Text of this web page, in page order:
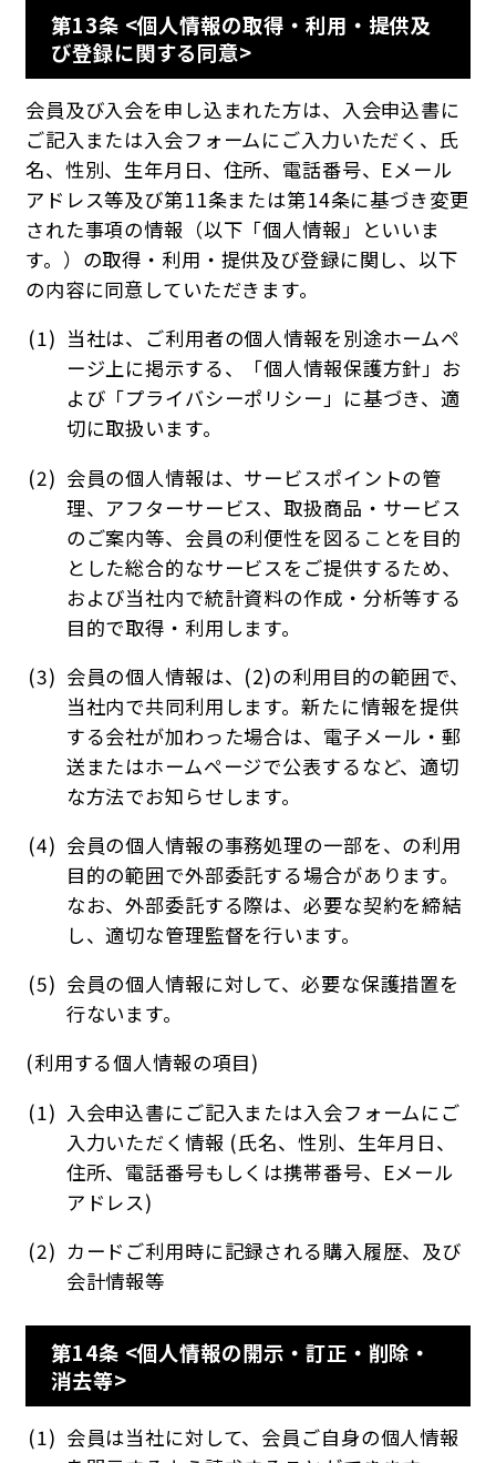
第13条 <個人情報の取得・利用・提供及
び登録に関する同意>
会員及び入会を申し込まれた方は、入会申込書に
ご記入または入会フォームにご入力いただく、氏
名、性別、生年月日、住所、電話番号、Eメール
アドレス等及び第11条または第14条に基づき変更
された事項の情報（以下「個人情報」といいま
す。）の取得・利用・提供及び登録に関し、以下
の内容に同意していただきます。
当社は、ご利用者の個人情報を別途ホームペ
ージ上に掲示する、「個人情報保護方針」お
よび「プライバシーポリシー」に基づき、適
切に取扱います。
会員の個人情報は、サービスポイントの管
理、アフターサービス、取扱商品・サービス
のご案内等、会員の利便性を図ることを目的
とした総合的なサービスをご提供するため、
および当社内で統計資料の作成・分析等する
目的で取得・利用します。
会員の個人情報は、(2)の利用目的の範囲で、
当社内で共同利用します。新たに情報を提供
する会社が加わった場合は、電子メール・郵
送またはホームページで公表するなど、適切
な方法でお知らせします。
会員の個人情報の事務処理の一部を、の利用
目的の範囲で外部委託する場合があります。
なお、外部委託する際は、必要な契約を締結
し、適切な管理監督を行います。
会員の個人情報に対して、必要な保護措置を
行ないます。
(利用する個人情報の項目)
入会申込書にご記入または入会フォームにご
入力いただく情報 (氏名、性別、生年月日、
住所、電話番号もしくは携帯番号、Eメール
アドレス)
カードご利用時に記録される購入履歴、及び
会計情報等
第14条 <個人情報の開示・訂正・削除・
消去等>
会員は当社に対して、会員ご自身の個人情報